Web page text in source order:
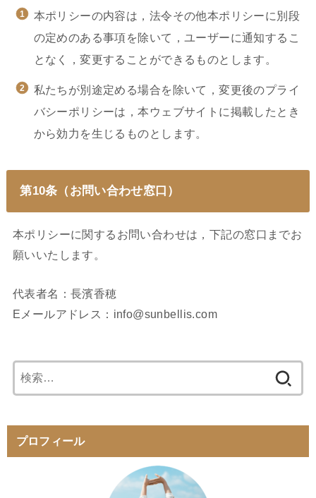
本ポリシーの内容は，法令その他本ポリシーに別段
の定めのある事項を除いて，ユーザーに通知するこ
となく，変更することができるものとします。
私たちが別途定める場合を除いて，変更後のプライ
バシーポリシーは，本ウェブサイトに掲載したとき
から効力を生じるものとします。
第10条（お問い合わせ窓口）
本ポリシーに関するお問い合わせは，下記の窓口までお
願いいたします。
代表者名：長濱香穂
Eメールアドレス：info@sunbellis.com
索:
プロフィール